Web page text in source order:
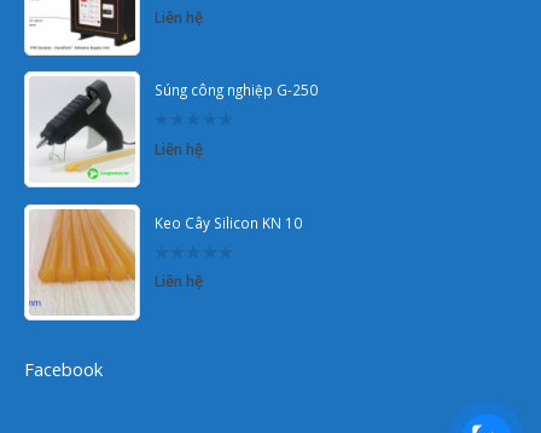
0
out
Liên hệ
Súng công nghiệp G-250
0
out
Liên hệ
Keo Cây Silicon KN 10
0
out
Liên hệ
Facebook